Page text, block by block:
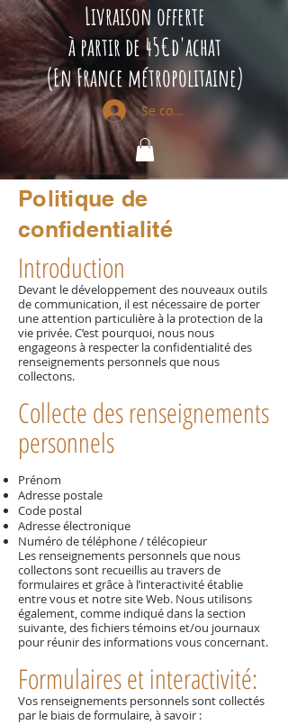
Livraison offerte
à partir de 45€d'achat
(En France métropolitaine)
Se connecter
Politique de
confidentialité
Introduction
Devant le développement des nouveaux outils
de communication, il est nécessaire de porter
une attention particulière à la protection de la
vie privée. C’est pourquoi, nous nous
engageons à respecter la confidentialité des
renseignements personnels que nous
collectons.
Collecte des renseignements
personnels
Prénom
Adresse postale
Code postal
Adresse électronique
Numéro de téléphone / télécopieur
Les renseignements personnels que nous
collectons sont recueillis au travers de
formulaires et grâce à l’interactivité établie
entre vous et notre site Web. Nous utilisons
également, comme indiqué dans la section
suivante, des fichiers témoins et/ou journaux
pour réunir des informations vous concernant.
Formulaires et interactivité:
Vos renseignements personnels sont collectés
par le biais de formulaire, à savoir :